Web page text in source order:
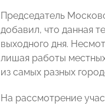
Председатель
добавил, что данная
выходного дня.
лишая работы
из самых разных
На рассмотрение